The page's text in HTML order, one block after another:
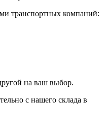
транспортных компаний:
на ваш выбор.
с нашего склада в